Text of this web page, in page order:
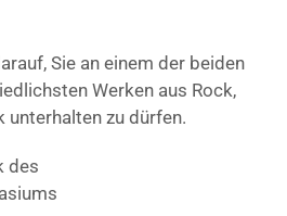
Sie an einem der beiden
Werken aus Rock,
unterhalten zu dürfen.
des